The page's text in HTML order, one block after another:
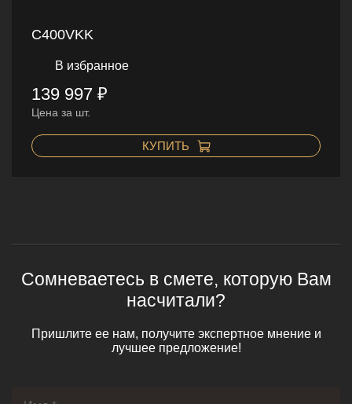
C400VKK
В избранное
139 997 ₽
Цена за шт.
КУПИТЬ
Сомневаетесь в смете, которую Вам
насчитали?
Пришлите ее нам, получите экспертное мнение и
лучшее предложение!